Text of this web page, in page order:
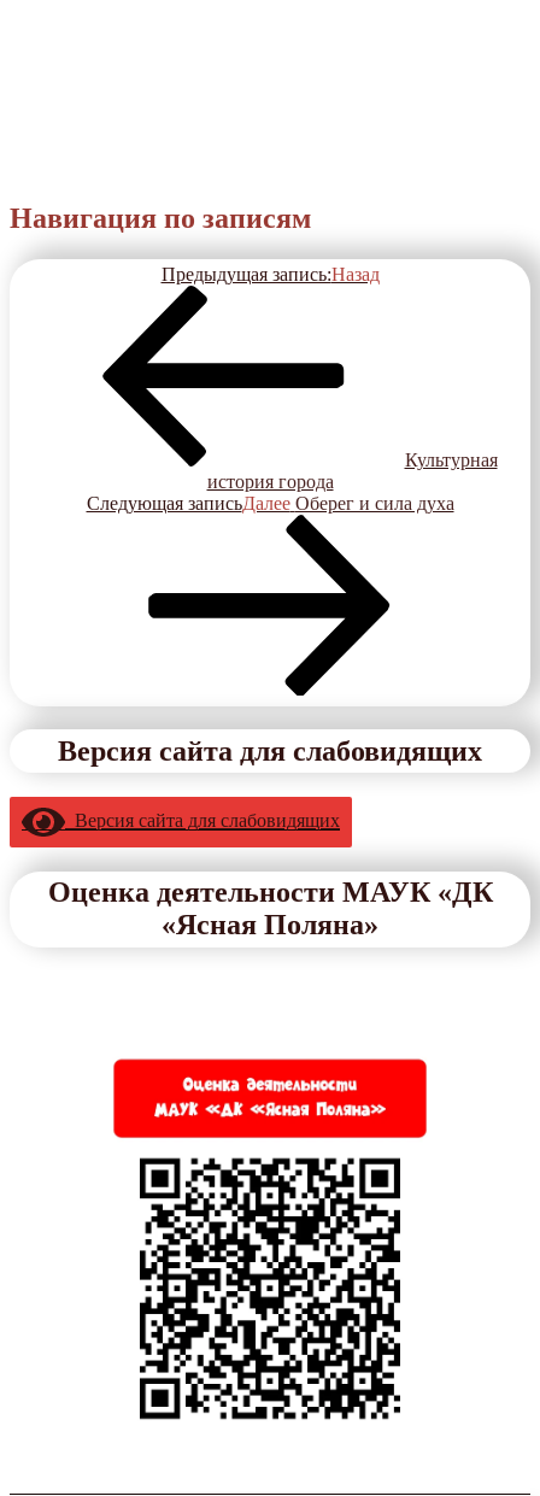
Навигация по записям
Предыдущая запись:Назад
Культурная
история города
Следующая записьДалее Оберег и сила духа
Версия сайта для слабовидящих
Версия сайта для слабовидящих
Оценка деятельности МАУК «ДК
«Ясная Поляна»